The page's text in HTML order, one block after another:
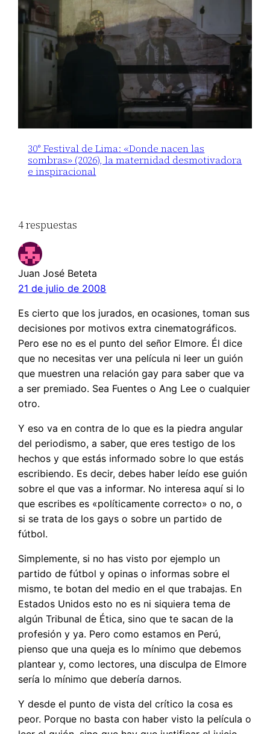
30° Festival de Lima: «Donde nacen las
sombras» (2026), la maternidad desmotivadora
e inspiracional
4 respuestas
Juan José Beteta
21 de julio de 2008
Es cierto que los jurados, en ocasiones, toman sus
decisiones por motivos extra cinematográficos.
Pero ese no es el punto del señor Elmore. Él dice
que no necesitas ver una película ni leer un guión
que muestren una relación gay para saber que va
a ser premiado. Sea Fuentes o Ang Lee o cualquier
otro.
Y eso va en contra de lo que es la piedra angular
del periodismo, a saber, que eres testigo de los
hechos y que estás informado sobre lo que estás
escribiendo. Es decir, debes haber leído ese guión
sobre el que vas a informar. No interesa aquí si lo
que escribes es «políticamente correcto» o no, o
si se trata de los gays o sobre un partido de
fútbol.
Simplemente, si no has visto por ejemplo un
partido de fútbol y opinas o informas sobre el
mismo, te botan del medio en el que trabajas. En
Estados Unidos esto no es ni siquiera tema de
algún Tribunal de Ética, sino que te sacan de la
profesión y ya. Pero como estamos en Perú,
pienso que una queja es lo mínimo que debemos
plantear y, como lectores, una disculpa de Elmore
sería lo mínimo que debería darnos.
Y desde el punto de vista del crítico la cosa es
peor. Porque no basta con haber visto la película o